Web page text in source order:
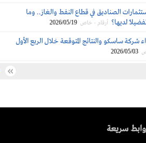
الصناديق في قطاع النفط والغاز.. وما
لديها؟ أرقام - خاص 2026/05/19
شركة ساسكو والنتائج المتوقعة خلال الربع الأول
2026/05/03
سريعة